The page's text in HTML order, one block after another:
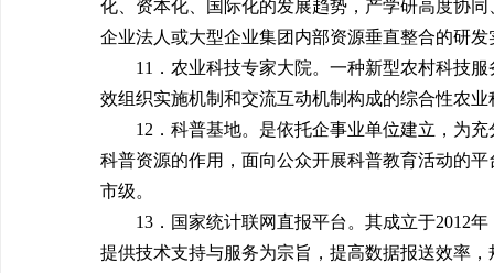
化、资本化、国际化的发展趋势，产学研高度协
企业法人或大型企业集团内部资源垂直整合的研发
11．农业科技专家大院。一种新型农村科技
效组织实施机制和交流互动机制构成的综合性农
12．科普基地。是依托企事业单位建立，为
科普资源的作用，面向公众开展科普教育活动的
市级。
13．国家统计联网直报平台。其成立于2012
提供技术支持与服务为宗旨，提高数据报送效率